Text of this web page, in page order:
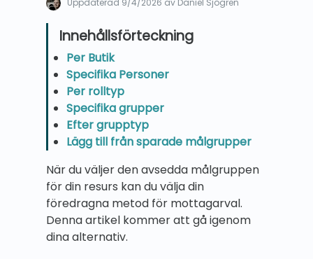
Per Butik
Specifika Personer
Per rolltyp
Specifika grupper
Efter grupptyp
Lägg till från sparade målgrupper
När du väljer den avsedda målgruppen
för din resurs kan du välja din
föredragna metod för mottagarval.
Denna artikel kommer att gå igenom
dina alternativ.